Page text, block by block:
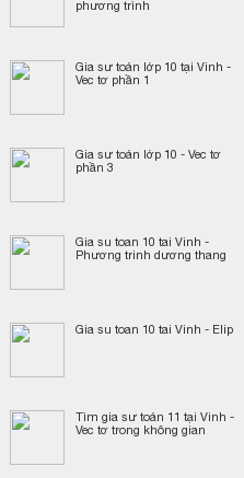
phương trình
Gia sư toán lớp 10 tại Vinh -
Vec tơ phần 1
Gia sư toán lớp 10 - Vec tơ
phần 3
Gia su toan 10 tai Vinh -
Phương trinh dương thang
Gia su toan 10 tai Vinh - Elip
Tìm gia sư toán 11 tại Vinh -
Vec tơ trong không gian